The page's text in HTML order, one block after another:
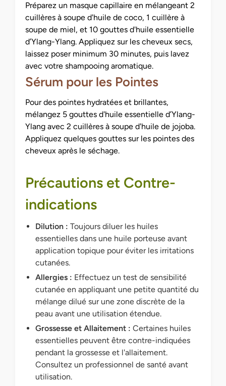
Préparez un masque capillaire en mélangeant 2
cuillères à soupe d'huile de coco, 1 cuillère à
soupe de miel, et 10 gouttes d'huile essentielle
d’Ylang-Ylang. Appliquez sur les cheveux secs,
laissez poser minimum 30 minutes, puis lavez
avec votre shampooing aromatique.
Sérum pour les Pointes
Pour des pointes hydratées et brillantes,
mélangez 5 gouttes d'huile essentielle d’Ylang-
Ylang avec 2 cuillères à soupe d'huile de jojoba.
Appliquez quelques gouttes sur les pointes des
cheveux après le séchage.
Précautions et Contre-
indications
Dilution : Toujours diluer les huiles
essentielles dans une huile porteuse avant
application topique pour éviter les irritations
cutanées.
Allergies : Effectuez un test de sensibilité
cutanée en appliquant une petite quantité du
mélange dilué sur une zone discrète de la
peau avant une utilisation étendue.
Grossesse et Allaitement : Certaines huiles
essentielles peuvent être contre-indiquées
pendant la grossesse et l'allaitement.
Consultez un professionnel de santé avant
utilisation.